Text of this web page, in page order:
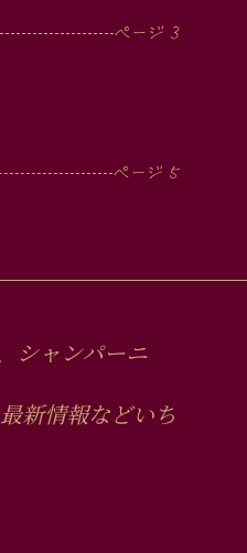
シャンパーニ
新情報などいち